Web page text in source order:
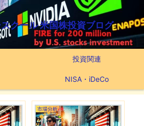
クール 米国株投資ブログ
投資関連
NISA・iDeCo
市場分析